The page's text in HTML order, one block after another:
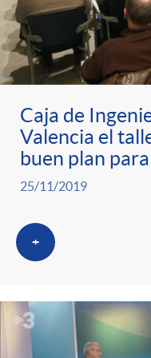
r
a
S
a
l
a
n
p
o
c
a
e
n
o
A
l
i
c
a
d
o
r
Caja de
Valencia el
buen plan
25/11/2019
+